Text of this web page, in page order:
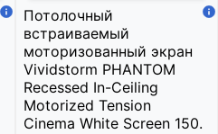
Потолочный
встраиваемый
моторизованный экран
Vividstorm PHANTOM
Recessed In-Ceiling
Motorized Tension
Cinema White Screen 150.